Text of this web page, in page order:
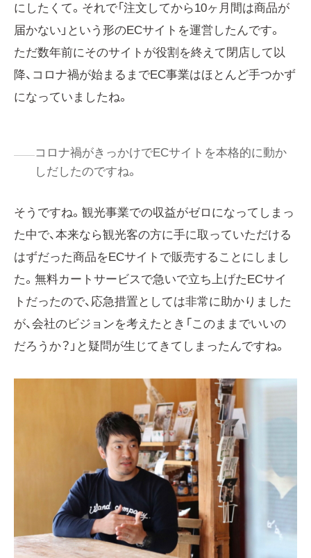
にしたくて。それで「注文してから10ヶ月間は商品が
届かない」という形のECサイトを運営したんです。
ただ数年前にそのサイトが役割を終えて閉店して以
降、コロナ禍が始まるまでEC事業はほとんど手つかず
になっていましたね。
コロナ禍がきっかけでECサイトを本格的に動か
しだしたのですね。
そうですね。観光事業での収益がゼロになってしまっ
た中で、本来なら観光客の方に手に取っていただける
はずだった商品をECサイトで販売することにしまし
た。無料カートサービスで急いで立ち上げたECサイ
トだったので、応急措置としては非常に助かりました
が、会社のビジョンを考えたとき「このままでいいの
だろうか？」と疑問が生じてきてしまったんですね。